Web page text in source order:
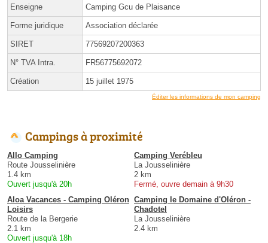
Enseigne Camping Gcu de Plaisance
Forme juridique Association déclarée
SIRET 77569207200363
N° TVA Intra. FR56775692072
Création 15 juillet 1975
Éditer les informations de mon camping
Campings à proximité
Allo Camping
Route Jousselinière
1.4 km
Ouvert jusqu'à 20h
Camping Verébleu
La Jousselinière
2 km
Fermé, ouvre demain à 9h30
Aloa Vacances - Camping Oléron
Loisirs
Route de la Bergerie
2.1 km
Ouvert jusqu'à 18h
Camping le Domaine d'Oléron -
Chadotel
La Jousselinière
2.4 km